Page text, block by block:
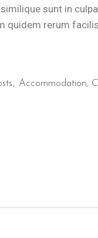
sunt in
quidem rerum
Accommodation